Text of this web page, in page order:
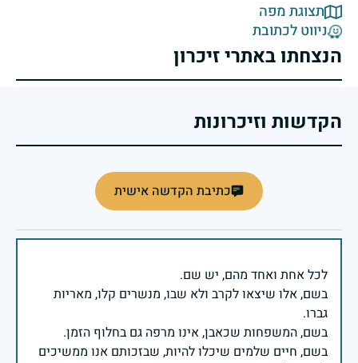
תצוגת מפה
ניווט לכתובת
הנצחתו באתרי זיכרון
הקדשות וזיכרונות
כתיבת הקדשה אישית
בשם, אלו שיצאו לקרב ולא שבו, מנשרים קלו, מאריות
בשם, חיים שלמים שיכלו להיות, שבזכותם אנו ממשיכים